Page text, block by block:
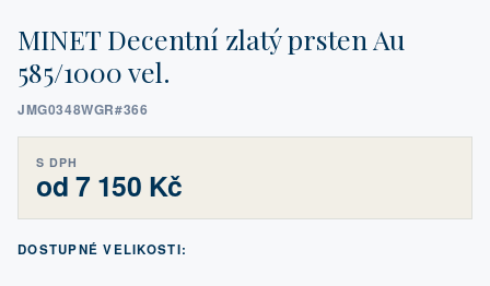
MINET Decentní zlatý prsten Au
585/1000 vel.
JMG0348WGR#366
S DPH
od 7 150 Kč
DOSTUPNÉ VELIKOSTI: